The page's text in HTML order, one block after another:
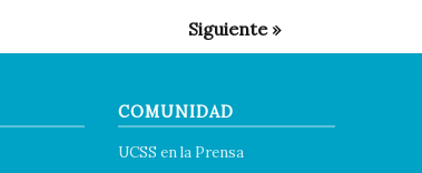
COMUNIDAD
UCSS en la Prensa